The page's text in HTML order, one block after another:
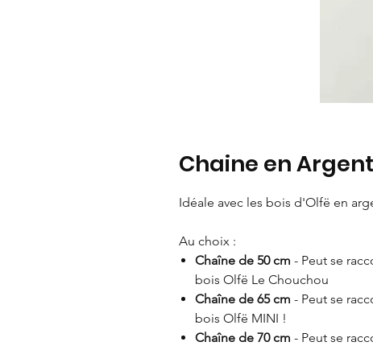
Chaine en
Idéale avec les bois d'Olfë en
Au choix :
Chaîne de 50 cm - Peut se
bois Olfë Le Chouchou
Chaîne de 65 cm - Peut se
bois Olfë MINI !
Chaîne de 70 cm - Peut se